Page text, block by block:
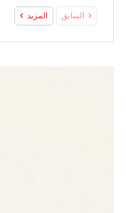
السابق المزيد